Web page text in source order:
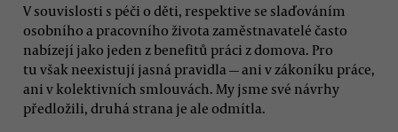
V souvislosti s péči o děti, respektive se slaďováním
osobního a pracovního života zaměstnavatelé často
nabízejí jako jeden z benefitů práci z domova. Pro
tu však neexistují jasná pravidla — ani v zákoníku práce,
ani v kolektivních smlouvách. My jsme své návrhy
předložili, druhá strana je ale odmítla.